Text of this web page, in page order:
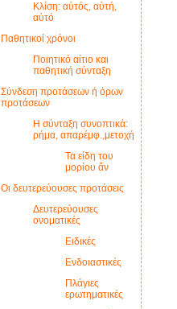
Κλίση: αὐτός, αὐτή,
αὐτό
Παθητικοί χρόνοι
Ποιητικό αίτιο και
παθητική σύνταξη
Σύνδεση προτάσεων ή όρων
προτάσεων
Η σύνταξη συνοπτικά:
ρήμα, απαρέμφ.,μετοχή
Τα είδη του
μορίου ἄν
Οι δευτερεύουσες προτάσεις
Δευτερεύουσες
ονοματικές
Ειδικές
Ενδοιαστικές
Πλάγιες
ερωτηματικές